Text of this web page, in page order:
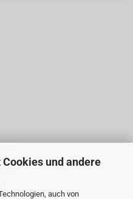
und andere
auch von